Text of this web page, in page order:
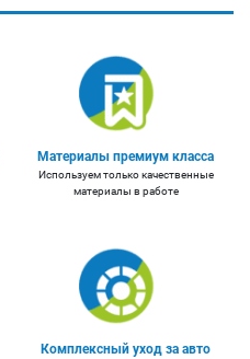
Материалы премиум класса
Используем только качественные
материалы в работе
Комплексный уход за авто